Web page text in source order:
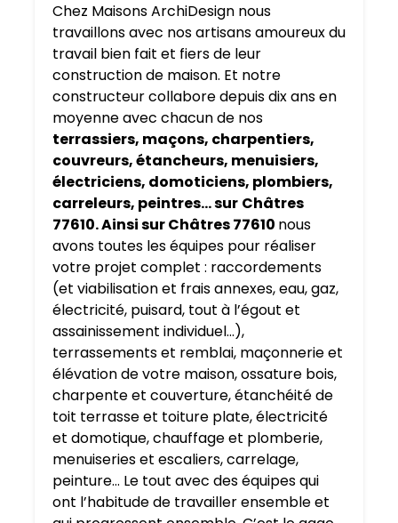
Chez Maisons ArchiDesign nous
travaillons avec nos artisans amoureux du
travail bien fait et fiers de leur
construction de maison. Et notre
constructeur collabore depuis dix ans en
moyenne avec chacun de nos
terrassiers, maçons, charpentiers,
couvreurs, étancheurs, menuisiers,
électriciens, domoticiens, plombiers,
carreleurs, peintres… sur Châtres
77610. Ainsi sur Châtres 77610 nous
avons toutes les équipes pour réaliser
votre projet complet : raccordements
(et viabilisation et frais annexes, eau, gaz,
électricité, puisard, tout à l’égout et
assainissement individuel…),
terrassements et remblai, maçonnerie et
élévation de votre maison, ossature bois,
charpente et couverture, étanchéité de
toit terrasse et toiture plate, électricité
et domotique, chauffage et plomberie,
menuiseries et escaliers, carrelage,
peinture… Le tout avec des équipes qui
ont l’habitude de travailler ensemble et